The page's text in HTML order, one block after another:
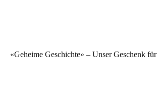
«Geheime Geschichte» – Unser Geschenk für